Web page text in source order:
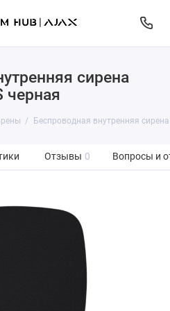
сирена
черная
Беспроводная внутренняя
Отзывы 0 Вопросы и